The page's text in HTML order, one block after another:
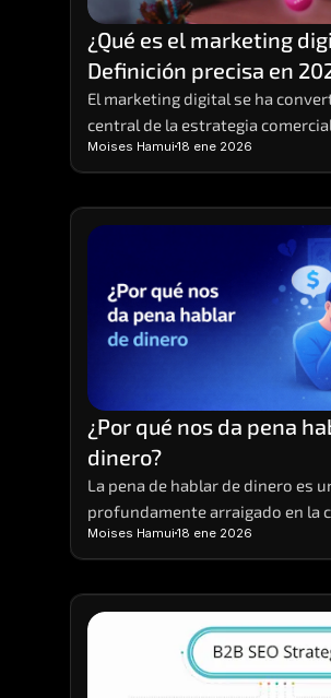
¿Qué es el marketing
Definición precisa en
entiendes y para poner
El marketing digital se ha
central de la estrategia
Moises Hamui 18 ene 2026
¿Por qué nos da pena
dinero?
La pena de hablar de dinero es
profundamente arraigado en la
educación
Moises Hamui 18 ene 2026